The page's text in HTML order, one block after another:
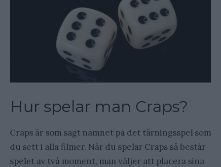
Hur spelar man Craps?
Craps är som sagt namnet på det tärningsspel som
du sett i alla filmer. När du spelar Craps så består
spelet av två moment, man väljer att placera sina